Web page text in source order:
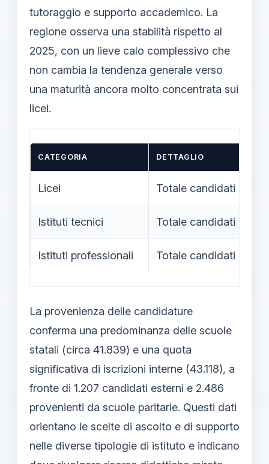
tutoraggio e supporto accademico. La
regione osserva una stabilità rispetto al
2025, con un lieve calo complessivo che
non cambia la tendenza generale verso
una maturità ancora molto concentrata sui
licei.
CATEGORIA DETTAGLIO
Licei Totale candidati
Istituti tecnici Totale candidati
Istituti professionali Totale candidati
La provenienza delle candidature
conferma una predominanza delle scuole
statali (circa 41.839) e una quota
significativa di iscrizioni interne (43.118), a
fronte di 1.207 candidati esterni e 2.486
provenienti da scuole paritarie. Questi dati
orientano le scelte di ascolto e di supporto
nelle diverse tipologie di istituto e indicano